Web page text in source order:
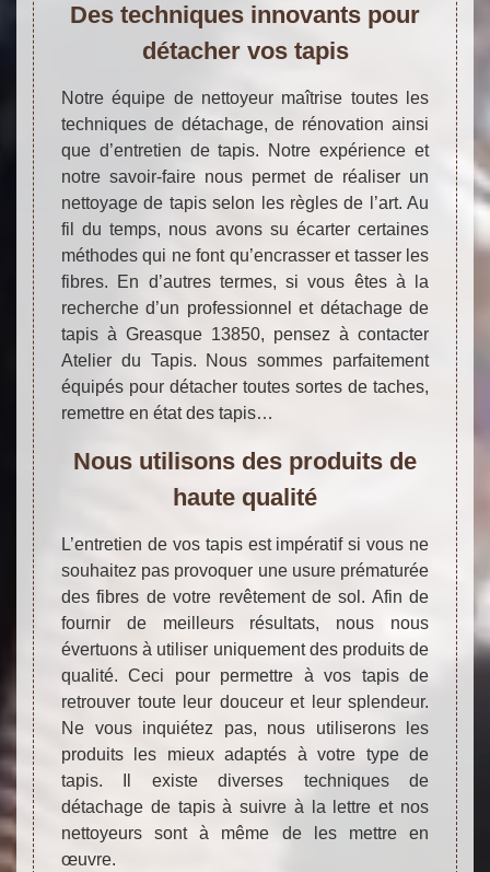
Des techniques innovants pour
détacher vos tapis
Notre équipe de nettoyeur maîtrise toutes les
techniques de détachage, de rénovation ainsi
que d’entretien de tapis. Notre expérience et
notre savoir-faire nous permet de réaliser un
nettoyage de tapis selon les règles de l’art. Au
fil du temps, nous avons su écarter certaines
méthodes qui ne font qu’encrasser et tasser les
fibres. En d’autres termes, si vous êtes à la
recherche d’un professionnel et détachage de
tapis à Greasque 13850, pensez à contacter
Atelier du Tapis. Nous sommes parfaitement
équipés pour détacher toutes sortes de taches,
remettre en état des tapis…
Nous utilisons des produits de
haute qualité
L’entretien de vos tapis est impératif si vous ne
souhaitez pas provoquer une usure prématurée
des fibres de votre revêtement de sol. Afin de
fournir de meilleurs résultats, nous nous
évertuons à utiliser uniquement des produits de
qualité. Ceci pour permettre à vos tapis de
retrouver toute leur douceur et leur splendeur.
Ne vous inquiétez pas, nous utiliserons les
produits les mieux adaptés à votre type de
tapis. Il existe diverses techniques de
détachage de tapis à suivre à la lettre et nos
nettoyeurs sont à même de les mettre en
œuvre.